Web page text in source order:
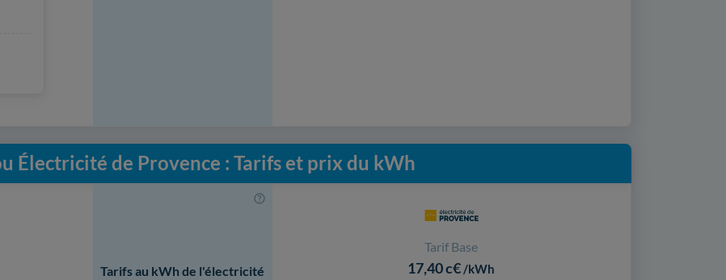
Électricité de Provence : Tarifs et prix du kWh
Tarifs au kWh de l'électricité
Tarif Base
17,40 c€ /kWh